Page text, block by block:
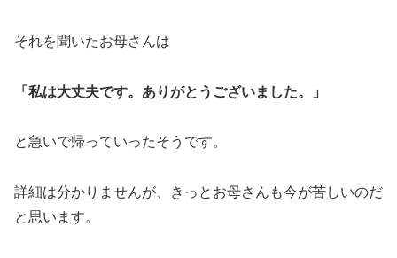
それを聞いたお母さんは
「私は大丈夫です。ありがとうございました。」
と急いで帰っていったそうです。
詳細は分かりませんが、きっとお母さんも今が苦しいのだ
と思います。